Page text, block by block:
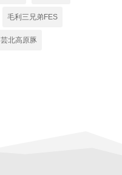
毛利三兄弟FES
芸北高原豚